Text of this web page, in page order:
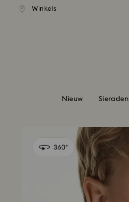
Lijst met toegangscodes
Winkelsvanaf EUR 99
Nieuw Sieraden